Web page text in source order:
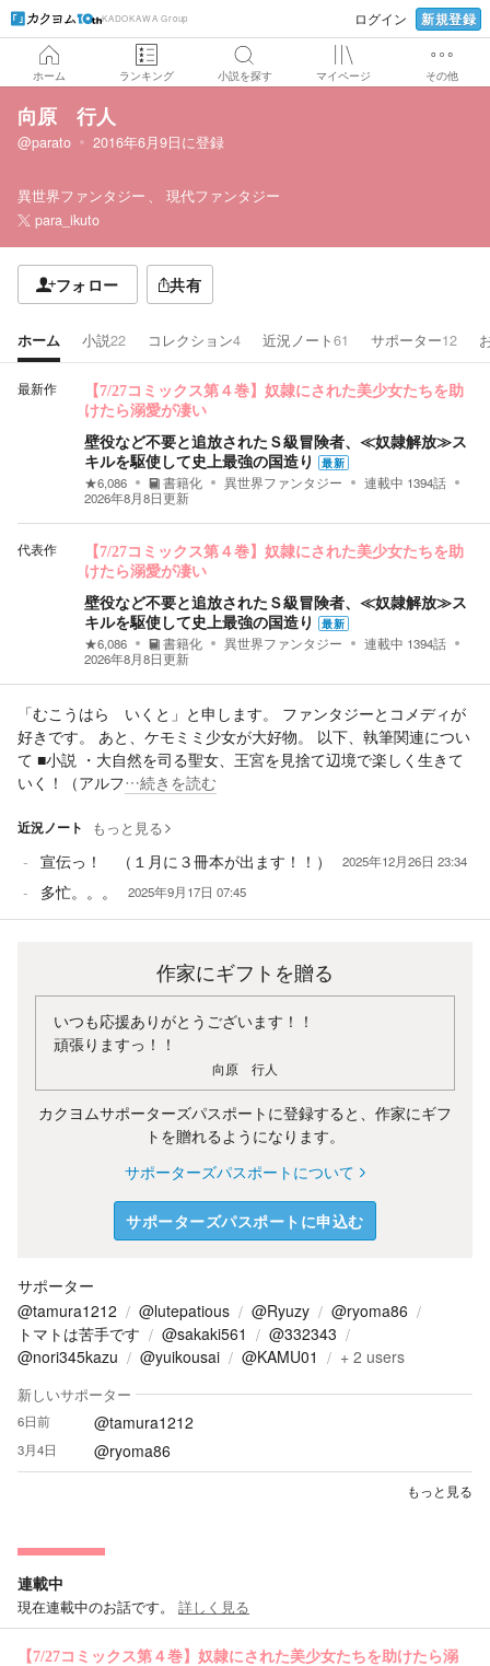
KADOKAWA Group ログイン 新規登録
ホーム ランキング 小説を探す マイページ その他
向原 行人
@parato 2016年6月9日に登録
異世界ファンタジー
現代ファンタジー
para_ikuto
フォロー 共有
ホーム 小説22 コレクション4 近況ノート61 サポーター12
最新作
【7/27コミックス第４巻】奴隷にされた美少女たちを助
けたら溺愛が凄い
壁役など不要と追放されたＳ級冒険者、≪奴隷解放≫ス
キルを駆使して史上最強の国造り
最新
★6,086 書籍化 異世界ファンタジー 連載中 1394話
2026年8月8日更新
代表作
【7/27コミックス第４巻】奴隷にされた美少女たちを助
けたら溺愛が凄い
壁役など不要と追放されたＳ級冒険者、≪奴隷解放≫ス
キルを駆使して史上最強の国造り
最新
★6,086 書籍化 異世界ファンタジー 連載中 1394話
2026年8月8日更新
「むこうはら いくと」と申します。 ファンタジーとコメディが
好きです。 あと、ケモミミ少女が大好物。 以下、執筆関連につい
て ■小説 ・大自然を司る聖女、王宮を見捨て辺境で楽しく生きて
いく！（アルフ…続きを読む
近況ノート もっと見る
宣伝っ！ （１月に３冊本が出ます！！） 2025年12月26日 23:34
多忙。。。 2025年9月17日 07:45
作家にギフトを贈る
いつも応援ありがとうございます！！
頑張りますっ！！
向原 行人
カクヨムサポーターズパスポートに登録すると、作家にギフ
トを贈れるようになります。
サポーターズパスポートについて
サポーターズパスポートに申込む
サポーター
@tamura1212
@lutepatious @Ryuzy
@ryoma86
トマトは苦手です
@sakaki561
@332343
@nori345kazu
@yuikousai @KAMU01 + 2 users
新しいサポーター
6日前 @tamura1212
3月4日 @ryoma86
もっと見る
連載中
現在連載中のお話です。 詳しく見る
【7/27コミックス第４巻】奴隷にされた美少女たちを助けたら溺